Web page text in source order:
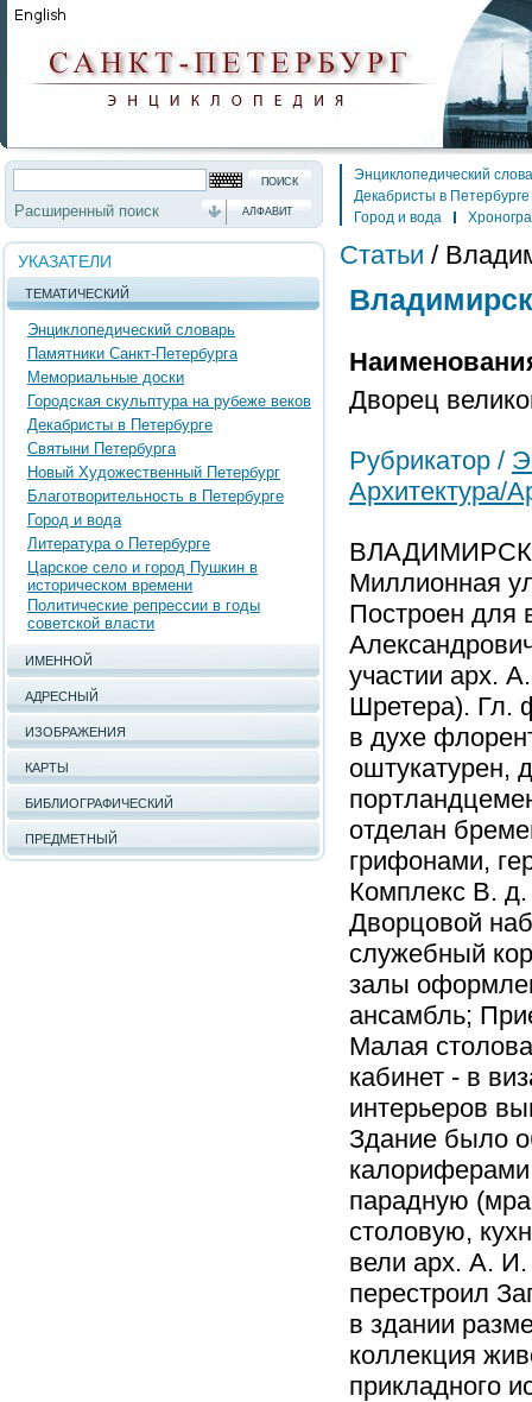
Расширенный поиск АЛФАВИТ
УКАЗАТЕЛИ
ТЕМАТИЧЕСКИЙ
Энциклопедический словарь
Памятники Санкт-Петербурга
Мемориальные доски
Городская скульптура на рубеже веков
Декабристы в Петербурге
Святыни Петербурга
Новый Художественный Петербург
Благотворительность в Петербурге
Город и вода
Литература о Петербурге
Царское село и город Пушкин в
историческом времени
Политические репрессии в годы
советской власти
ИМЕННОЙ
АДРЕСНЫЙ
ИЗОБРАЖЕНИЯ
КАРТЫ
БИБЛИОГРАФИЧЕСКИЙ
ПРЕДМЕТНЫЙ
Энциклопедический
Декабристы в Петербурге
Город и вода
Статьи /
Дворец
Рубрикатор /
Архитектура/
Миллионная
Построен для
участии арх.
Шретера). Гл.
в духе
оштукатурен,
отделан
грифонами,
Комплекс В. д.
Дворцовой
служебный
залы
ансамбль;
Малая
кабинет - в
интерьеров
Здание было
парадную
столовую,
вели арх. А.
перестроил
в здании
коллекция
прикладного